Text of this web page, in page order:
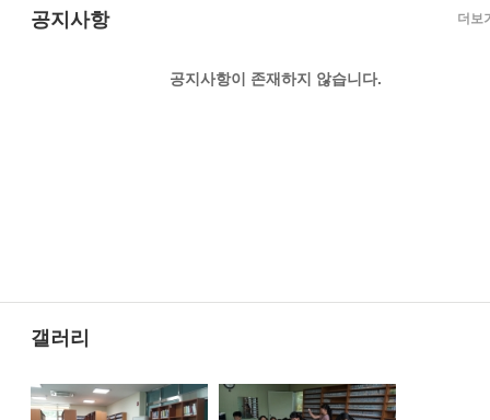
공지사항
공지사항이 존재하지 않습니다.
더보
갤러리